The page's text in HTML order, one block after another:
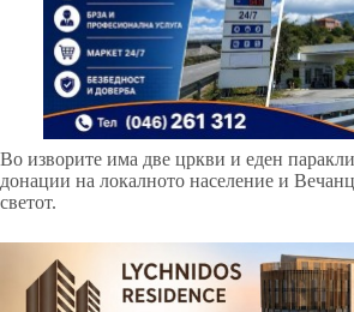
Во изворите има две цркви и еден
донации на локалното население и
светот.